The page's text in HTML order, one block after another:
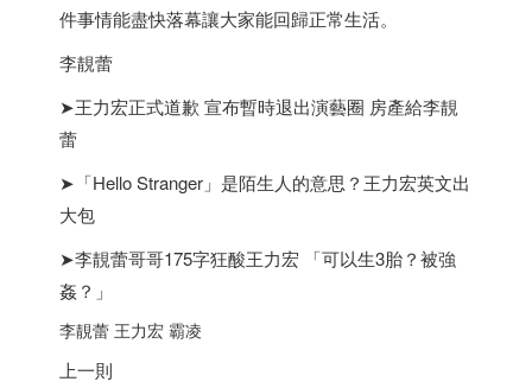
件事情能盡快落幕讓大家能回歸正常生活。
李靚蕾
➤王力宏正式道歉 宣布暫時退出演藝圈 房產給李靚
蕾
➤「Hello Stranger」是陌生人的意思？王力宏英文出
大包
➤李靚蕾哥哥175字狂酸王力宏 「可以生3胎？被強
姦？」
李靚蕾 王力宏 霸凌
上一則